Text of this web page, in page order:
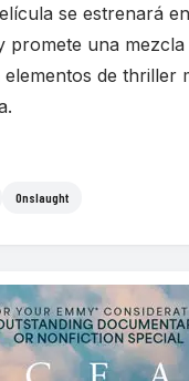
se estrenará
promete una
de thriller
Onslaught